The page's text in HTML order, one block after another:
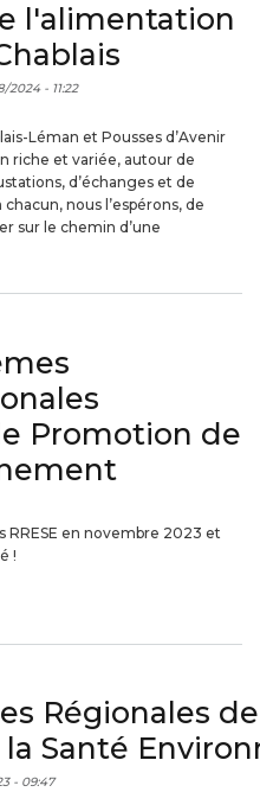
l'alimentation
2024 - 11:22
Léman et Pousses d’Avenir
riche et variée, autour de
d’échanges et de
nous l’espérons, de
sur le chemin d’une
Promotion de
RRESE en novembre 2023 et
!
Régionales
Santé
- 09:47